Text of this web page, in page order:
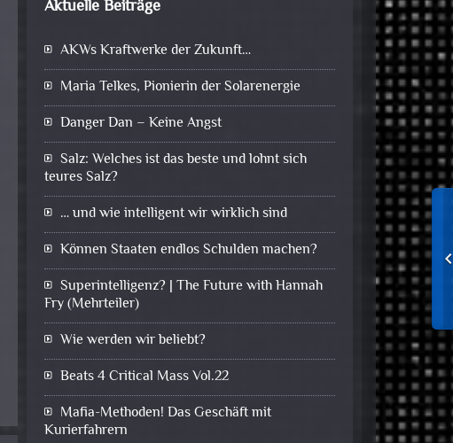
Aktuelle Beiträge
AKWs Kraftwerke der Zukunft…
Maria Telkes, Pionierin der Solarenergie
Danger Dan – Keine Angst
Salz: Welches ist das beste und lohnt sich
teures Salz?
… und wie intelligent wir wirklich sind
Können Staaten endlos Schulden machen?
Superintelligenz? | The Future with Hannah
Fry (Mehrteiler)
Wie werden wir beliebt?
Beats 4 Critical Mass Vol.22
Mafia-Methoden! Das Geschäft mit
Kurierfahrern